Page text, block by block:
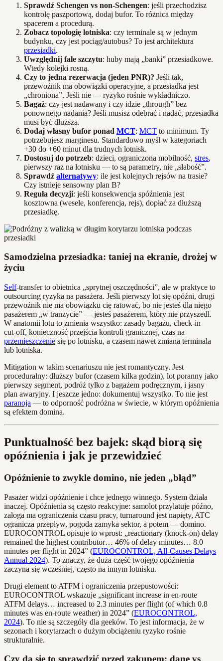
Sprawdź Schengen vs non‑Schengen: jeśli przechodzisz
kontrolę paszportową, dodaj bufor. To różnica między
spacerem a procedurą.
Zobacz topologię lotniska: czy terminale są w jednym
budynku, czy jest pociąg/autobus? To jest architektura
przesiadki.
Uwzględnij fale szczytu: huby mają „banki” przesiadkowe.
Wtedy kolejki rosną.
Czy to jedna rezerwacja (jeden PNR)? Jeśli tak,
przewoźnik ma obowiązki operacyjne, a przesiadka jest
„chroniona”. Jeśli nie — ryzyko rośnie wykładniczo.
Bagaż: czy jest nadawany i czy idzie „through” bez
ponownego nadania? Jeśli musisz odebrać i nadać, przesiadka
musi być dłuższa.
Dodaj własny bufor ponad MCT: MCT to minimum. Ty
potrzebujesz marginesu. Standardowo myśl w kategoriach
+30 do +60 minut dla trudnych lotnisk.
Dostosuj do potrzeb: dzieci, ograniczona mobilność, stres,
pierwszy raz na lotnisku — to są parametry, nie „słabość”.
Sprawdź alternatywy: ile jest kolejnych rejsów na trasie?
Czy istnieje sensowny plan B?
Reguła decyzji: jeśli konsekwencja spóźnienia jest
kosztowna (wesele, konferencja, rejs), dopłać za dłuższą
przesiadkę.
Samodzielna przesiadka: taniej na ekranie, drożej w
życiu
Self-transfer to obietnica „sprytnej oszczędności”, ale w praktyce to
outsourcing ryzyka na pasażera. Jeśli pierwszy lot się opóźni, drugi
przewoźnik nie ma obowiązku cię ratować, bo nie jesteś dla niego
pasażerem „w tranzycie” — jesteś pasażerem, który nie przyszedł.
W anatomii lotu to zmienia wszystko: zasady bagażu, check‑in
cut‑off, konieczność przejścia kontroli granicznej, czas na
przemieszczenie się po lotnisku, a czasem nawet zmiana terminala
lub lotniska.
Mitigation w takim scenariuszu nie jest romantyczny. Jest
proceduralny: dłuższy bufor (czasem kilka godzin), lot poranny jako
pierwszy segment, podróż tylko z bagażem podręcznym, i jasny
plan awaryjny. I jeszcze jedno: dokumentuj wszystko. To nie jest
paranoja — to odporność podróżna w świecie, w którym opóźnienia
są efektem domina.
Punktualność bez bajek: skąd biorą się
opóźnienia i jak je przewidzieć
Opóźnienie to zwykle domino, nie jeden „błąd”
Pasażer widzi opóźnienie i chce jednego winnego. System działa
inaczej. Opóźnienia są często reakcyjne: samolot przylatuje późno,
załoga ma ograniczenia czasu pracy, turnaround jest napięty, ATC
ogranicza przepływ, pogoda zamyka sektor, a potem — domino.
EUROCONTROL opisuje to wprost: „reactionary (knock-on) delay
remained the highest contributor… 46% of delay minutes… 8.0
minutes per flight in 2024” (EUROCONTROL, All-Causes Delays
Annual 2024). To znaczy, że duża część twojego opóźnienia
zaczyna się wcześniej, często na innym lotnisku.
Drugi element to ATFM i ograniczenia przepustowości:
EUROCONTROL wskazuje „significant increase in en-route
ATFM delays… increased to 2.3 minutes per flight (of which 0.8
minutes was en-route weather) in 2024” (EUROCONTROL,
2024). To nie są szczegóły dla geeków. To jest informacja, że w
sezonach i korytarzach o dużym obciążeniu ryzyko rośnie
strukturalnie.
Czy da się to sprawdzić przed zakupem: dane vs